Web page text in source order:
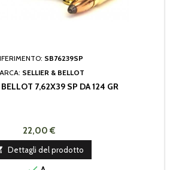
SB76239SP
SELLIER & BELLOT
7,62X39 SP DA 124 GR
22,00 €
Dettagli del prodotto